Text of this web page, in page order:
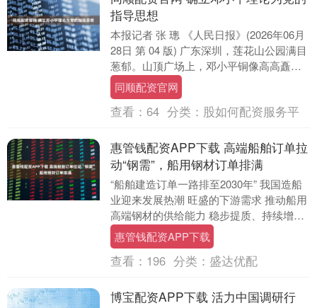
指导思想
本报记者 张 璁 《人民日报》(2026年06月
28日 第 04 版) 广东深圳，莲花山公园满目
葱郁。山顶广场上，邓小平铜像高高矗
立，深情注视着脚下这片改革开放....
同顺配资官网
查看： 64 分类： 股如何配资服务平
惠管钱配资APP下载 高端船舶订单拉
动“钢需”，船用钢材订单排满
“船舶建造订单一路排至2030年” 我国造船
业迎来发展热潮 旺盛的下游需求 推动船用
高端钢材的供给能力 稳步提质、持续增强
在造船重镇江苏南通 不仅船企产能满载....
惠管钱配资APP下载
查看： 196 分类： 盛达优配
博宝配资APP下载 活力中国调研行